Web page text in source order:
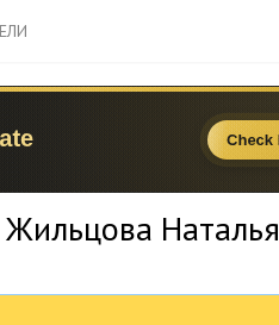
Наталья